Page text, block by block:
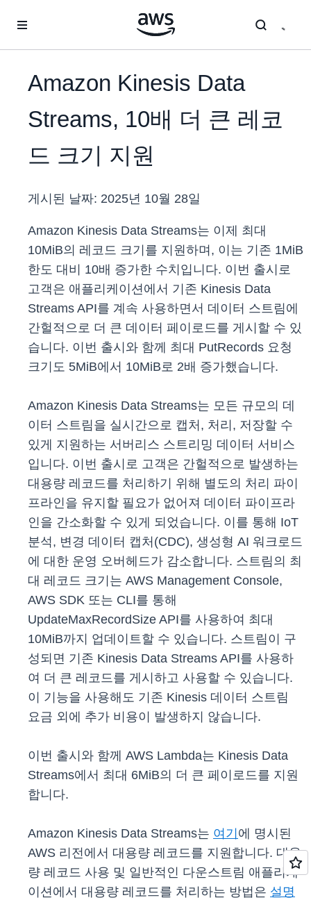
Amazon Kinesis Data
Streams, 10배 더 큰 레코
드 크기 지원
게시된 날짜: 2025년 10월 28일
Amazon Kinesis Data Streams는 이제 최대
10MiB의 레코드 크기를 지원하며, 이는 기존 1MiB
한도 대비 10배 증가한 수치입니다. 이번 출시로
고객은 애플리케이션에서 기존 Kinesis Data
Streams API를 계속 사용하면서 데이터 스트림에
간헐적으로 더 큰 데이터 페이로드를 게시할 수 있
습니다. 이번 출시와 함께 최대 PutRecords 요청
크기도 5MiB에서 10MiB로 2배 증가했습니다.
Amazon Kinesis Data Streams는 모든 규모의 데
이터 스트림을 실시간으로 캡처, 처리, 저장할 수
있게 지원하는 서버리스 스트리밍 데이터 서비스
입니다. 이번 출시로 고객은 간헐적으로 발생하는
대용량 레코드를 처리하기 위해 별도의 처리 파이
프라인을 유지할 필요가 없어져 데이터 파이프라
인을 간소화할 수 있게 되었습니다. 이를 통해 IoT
분석, 변경 데이터 캡처(CDC), 생성형 AI 워크로드
에 대한 운영 오버헤드가 감소합니다. 스트림의 최
대 레코드 크기는 AWS Management Console,
AWS SDK 또는 CLI를 통해
UpdateMaxRecordSize API를 사용하여 최대
10MiB까지 업데이트할 수 있습니다. 스트림이 구
성되면 기존 Kinesis Data Streams API를 사용하
여 더 큰 레코드를 게시하고 사용할 수 있습니다.
이 기능을 사용해도 기존 Kinesis 데이터 스트림
요금 외에 추가 비용이 발생하지 않습니다.
이번 출시와 함께 AWS Lambda는 Kinesis Data
Streams에서 최대 6MiB의 더 큰 페이로드를 지원
합니다.
Amazon Kinesis Data Streams는 여기 에 명시된
AWS 리전에서 대용량 레코드를 지원합니다. 대용
량 레코드 사용 및 일반적인 다운스트림 애플리케
이션에서 대용량 레코드를 처리하는 방법은 설명